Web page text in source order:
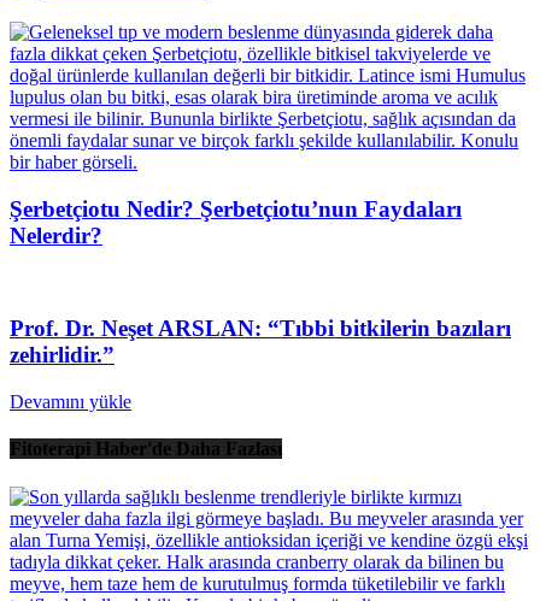
Şerbetçiotu Nedir? Şerbetçiotu’nun Faydaları
Nelerdir?
Prof. Dr. Neşet ARSLAN: “Tıbbi bitkilerin bazıları
zehirlidir.”
Devamını yükle
Fitoterapi Haber'de Daha Fazlası